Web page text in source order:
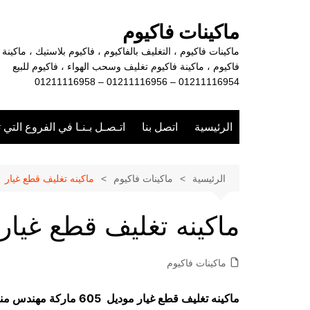
ماكينات فاكيوم
ماكينات فاكيوم ، التغليف بالفاكيوم ، فاكيوم بلاستيك ، ماكينة
فاكيوم ، ماكينة فاكيوم تغليف وسحب الهواء ، فاكيوم للبيع
01211116954 – 01211116956 – 01211116958
الرئيسية اتصل بنا اتـصـل بـنـا في الفروع
الرئيسية ماكينات فاكيوم ماكينه تغليف قطع غيار
ماكينه تغليف قطع غيار
ماكينات فاكيوم
ماكينه تغليف قطع غيار موديل 605 ماركة مهندس منسي